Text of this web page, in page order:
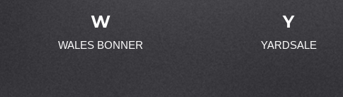
W
WALES BONNER
Y
YARDSALE